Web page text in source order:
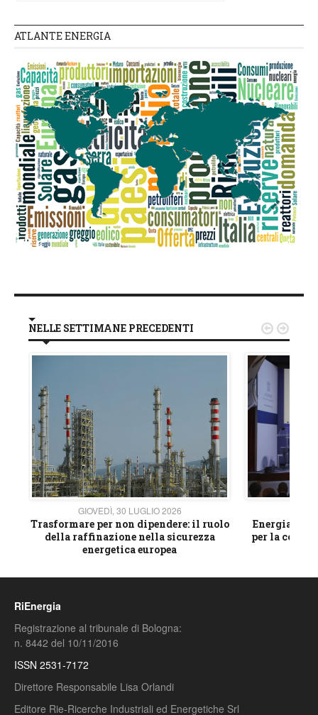
ATLANTE ENERGIA
NELLE SETTIMANE PRECEDENTI
GIOVEDÌ, 30 LUGLIO 2026
Trasformare per non dipendere: il ruolo
della raffinazione nella sicurezza
energetica europea
Energia e
per la
 
RiEnergia
Registrazione al tribunale di Bologna:
n. 8442 del 10/11/2016
ISSN 2531-7172
Direttore Responsabile Lisa Orlandi
Editore Rie-Ricerche Industriali ed Energetiche Srl